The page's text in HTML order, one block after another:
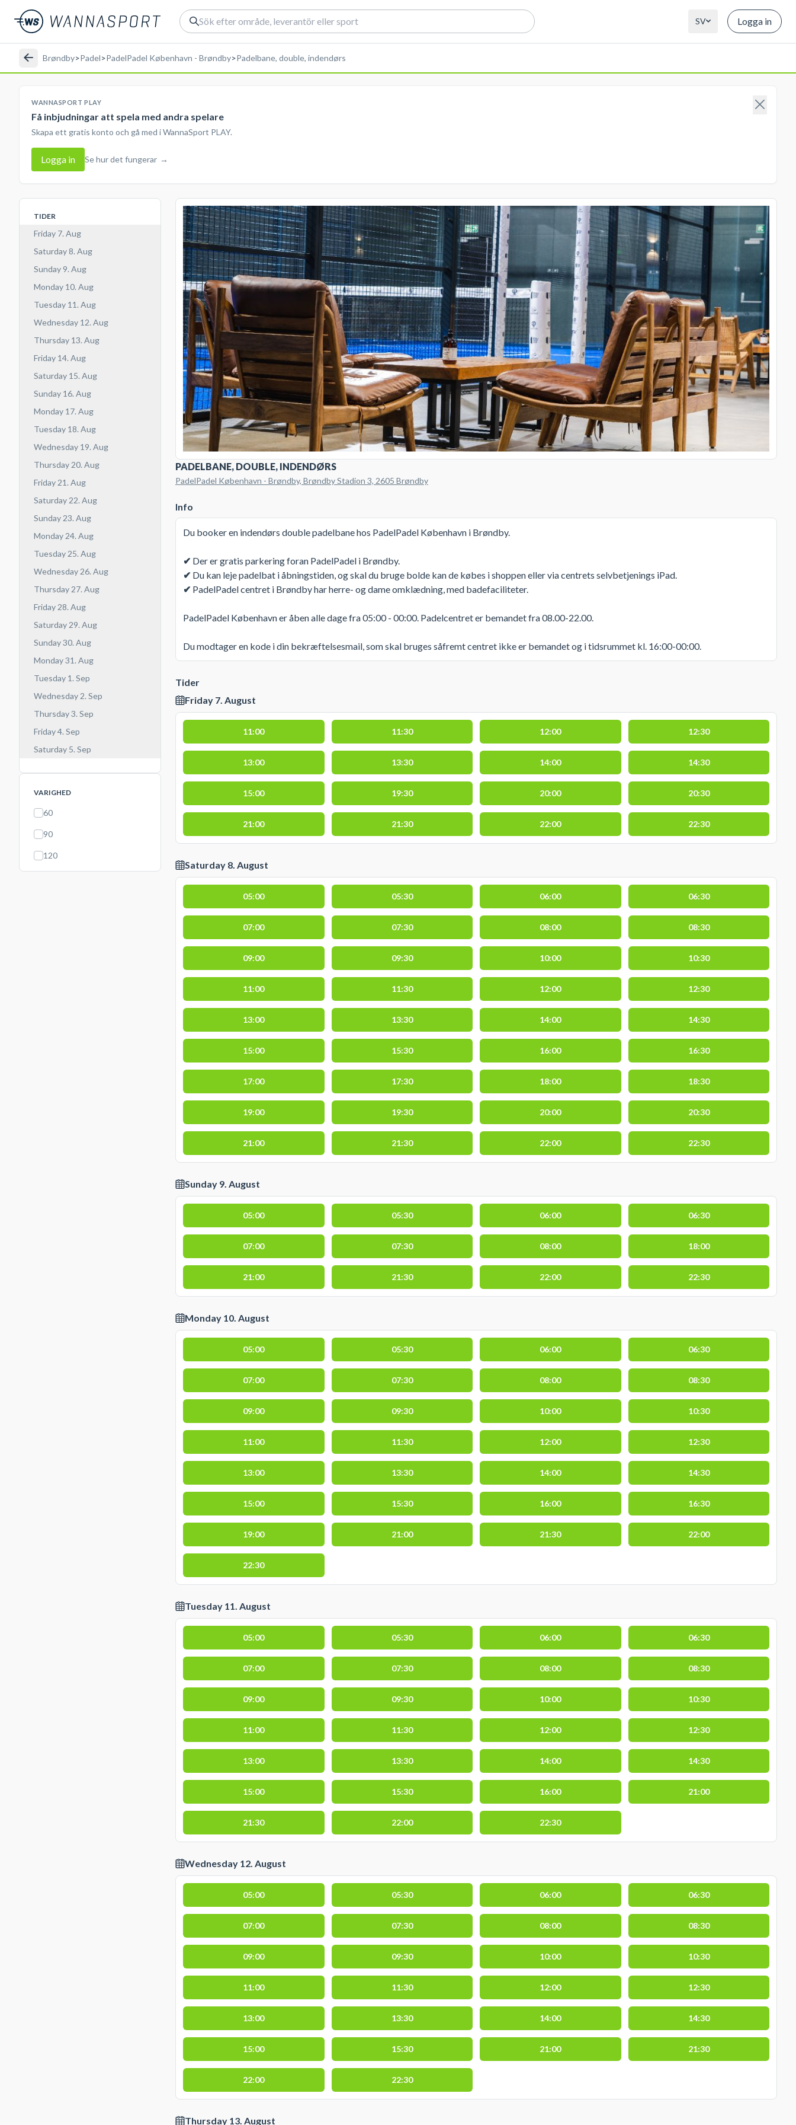
SV Logga in
Brøndby>Padel>PadelPadel København - Brøndby>Padelbane, double, indendørs
WANNASPORT PLAY
Få inbjudningar att spela med andra spelare
Skapa ett gratis konto och gå med i WannaSport PLAY.
Logga in Se hur det fungerar →
TIDER
Friday 7. Aug
Saturday 8. Aug
Sunday 9. Aug
Monday 10. Aug
Tuesday 11. Aug
Wednesday 12. Aug
Thursday 13. Aug
Friday 14. Aug
Saturday 15. Aug
Sunday 16. Aug
Monday 17. Aug
Tuesday 18. Aug
Wednesday 19. Aug
Thursday 20. Aug
Friday 21. Aug
Saturday 22. Aug
Sunday 23. Aug
Monday 24. Aug
Tuesday 25. Aug
Wednesday 26. Aug
Thursday 27. Aug
Friday 28. Aug
Saturday 29. Aug
Sunday 30. Aug
Monday 31. Aug
Tuesday 1. Sep
Wednesday 2. Sep
Thursday 3. Sep
Friday 4. Sep
Saturday 5. Sep
VARIGHED
60
90
120
PADELBANE, DOUBLE, INDENDØRS
PadelPadel København - Brøndby, Brøndby Stadion 3, 2605 Brøndby
Info
Du booker en indendørs double padelbane hos PadelPadel København i Brøndby.
✔ Der er gratis parkering foran PadelPadel i Brøndby.
✔ Du kan leje padelbat i åbningstiden, og skal du bruge bolde kan de købes i shoppen eller via centrets selvbetjenings iPad.
✔ PadelPadel centret i Brøndby har herre- og dame omklædning, med badefaciliteter.
PadelPadel København er åben alle dage fra 05:00 - 00:00. Padelcentret er bemandet fra 08.00-22.00.
Du modtager en kode i din bekræftelsesmail, som skal bruges såfremt centret ikke er bemandet og i tidsrummet kl. 16:00-00:00.
Tider
Friday 7. August
11:00 11:30 12:00 12:30
13:00 13:30 14:00 14:30
15:00 19:30 20:00 20:30
21:00 21:30 22:00 22:30
Saturday 8. August
05:00 05:30 06:00 06:30
07:00 07:30 08:00 08:30
09:00 09:30 10:00 10:30
11:00 11:30 12:00 12:30
13:00 13:30 14:00 14:30
15:00 15:30 16:00 16:30
17:00 17:30 18:00 18:30
19:00 19:30 20:00 20:30
21:00 21:30 22:00 22:30
Sunday 9. August
05:00 05:30 06:00 06:30
07:00 07:30 08:00 18:00
21:00 21:30 22:00 22:30
Monday 10. August
05:00 05:30 06:00 06:30
07:00 07:30 08:00 08:30
09:00 09:30 10:00 10:30
11:00 11:30 12:00 12:30
13:00 13:30 14:00 14:30
15:00 15:30 16:00 16:30
19:00 21:00 21:30 22:00
22:30
Tuesday 11. August
05:00 05:30 06:00 06:30
07:00 07:30 08:00 08:30
09:00 09:30 10:00 10:30
11:00 11:30 12:00 12:30
13:00 13:30 14:00 14:30
15:00 15:30 16:00 21:00
21:30 22:00 22:30
Wednesday 12. August
05:00 05:30 06:00 06:30
07:00 07:30 08:00 08:30
09:00 09:30 10:00 10:30
11:00 11:30 12:00 12:30
13:00 13:30 14:00 14:30
15:00 15:30 21:00 21:30
22:00 22:30
Thursday 13. August